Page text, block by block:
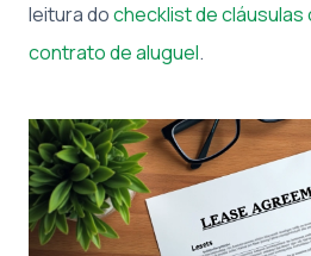
leitura dochecklist de
contrato de aluguel.